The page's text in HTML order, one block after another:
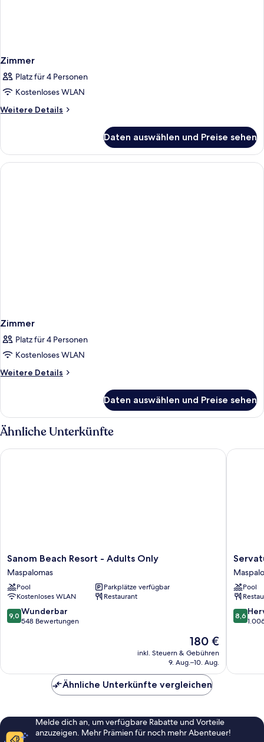
Zimmer
Platz für 4 Personen
Kostenloses WLAN
Weitere Details
Weitere
Daten auswählen und Preise sehen
Zimmer
Platz für 4 Personen
Kostenloses WLAN
Weitere Details
Weitere
Daten auswählen und Preise sehen
Ähnliche Unterkünfte
Sanom
Beach
Resort
-
Adults
Only
Maspalomas
Sanom Beach Resort - Adults Only
Maspalomas
Pool
Parkplätze verfügbar
Kostenloses WLAN
Restaurant
9.0
von
9,0 Wunderbar
548 Bewertungen
Der
Preis
beträgt
180 €
inkl. Steuern & Gebühren
9. Aug.–10. Aug.
Sanom Beach Resort - Adults Only
Servatur
Don
Miguel
-
Adults
Only
Pool
8.6
von
8,6
Ähnliche Unterkünfte vergleichen
Melde dich an, um verfügbare Rabatte und Vorteile
anzuzeigen. Mehr Prämien für noch mehr Abenteuer!